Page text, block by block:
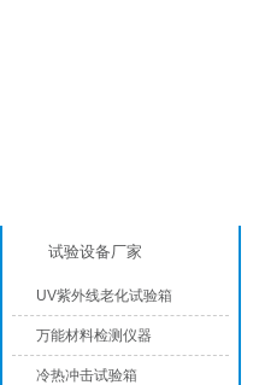
试验设备厂家
UV紫外线老化试验箱
万能材料检测仪器
冷热冲击试验箱